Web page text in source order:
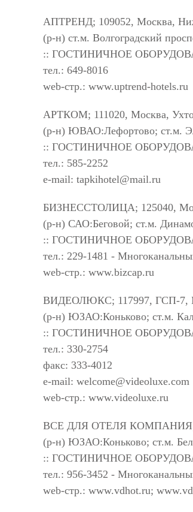
АПТРЕНД; 109052, Москва,
(р-н) ст.м. Волгоградский
:: ГОСТИНИЧНОЕ
тел.: 649-8016
web-стр.: www.uptrend-hotels.ru
АРТКОМ; 111020, Москва,
(р-н) ЮВАО:Лефортово; ст.м.
:: ГОСТИНИЧНОЕ
тел.: 585-2252
e-mail: tapkihotel@mail.ru
БИЗНЕССТОЛИЦА; 125040,
(р-н) САО:Беговой; ст.м.
:: ГОСТИНИЧНОЕ
тел.: 229-1481 -
web-стр.: www.bizcap.ru
ВИДЕОЛЮКС; 117997, ГСП-7,
(р-н) ЮЗАО:Коньково; ст.м.
:: ГОСТИНИЧНОЕ
тел.: 330-2754
факс: 333-4012
e-mail: welcome@videoluxe.com
web-стр.: www.videoluxe.ru
ВСЕ ДЛЯ ОТЕЛЯ КОМПАНИЯ;
(р-н) ЮЗАО:Коньково; ст.м.
:: ГОСТИНИЧНОЕ
тел.: 956-3452 -
web-стр.: www.vdhot.ru;